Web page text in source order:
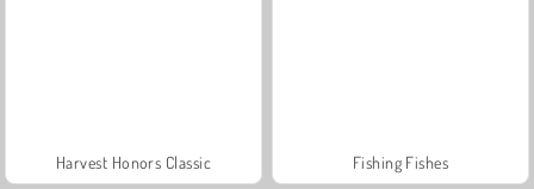
Harvest Honors Classic Fishing Fishes